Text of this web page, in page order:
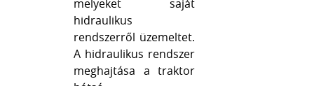
melyeket saját
hidraulikus
rendszerről üzemeltet.
A hidraulikus rendszer
meghajtása a traktor